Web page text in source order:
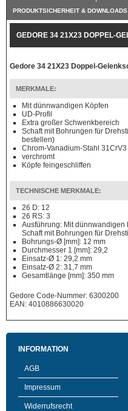
PRODUKTSICHERHEIT & DOWNLOADS
GEDORE 34 21X23 DOPPEL-
Gedore 34 21X23 Doppel-
MERKMALE:
Mit dünnwandigen Köpfen
UD-Profil
Extra großer Schwenkbereich
Schaft mit Bohrungen für
bestellen)
Chrom-Vanadium-Stahl 31CrV3
verchromt
Köpfe feingeschliffen
TECHNISCHE MERKMALE:
26 D: 12
26 RS: 3
Ausführung: Mit
Schaft mit Bohrungen für
Bohrungs-Ø [mm]: 12 mm
Durchmesser 1 [mm]: 29,2
Einsatz-Ø 1: 29,2 mm
Einsatz-Ø 2: 31,7 mm
Gesamtlänge [mm]: 350 mm
Gedore Code-Nummer: 6300200
EAN: 4010886630020
INFORMATION
AGB
Impressum
Widerrufsrecht